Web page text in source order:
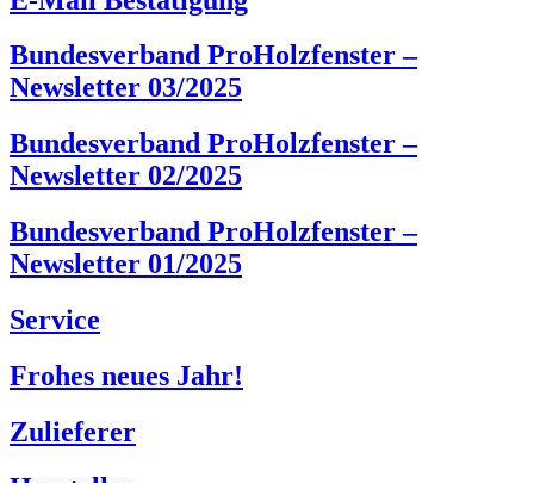
Bundesverband ProHolzfenster –
Newsletter 03/2025
Bundesverband ProHolzfenster –
Newsletter 02/2025
Bundesverband ProHolzfenster –
Newsletter 01/2025
Service
Frohes neues Jahr!
Zulieferer